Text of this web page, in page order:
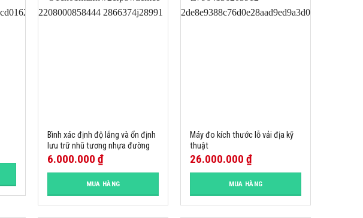
Bình xác định độ lắng và ổn định
lưu trữ nhũ tương nhựa đường
6.000.000 ₫
MUA HÀNG
Máy đo kích thước lỗ vải địa kỹ
thuật
26.000.000 ₫
MUA HÀNG